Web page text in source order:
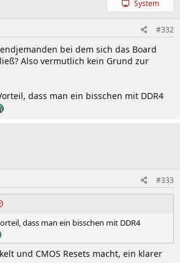
Express
6Gb/s
fan header
panel header
panel audio header
3.0 / 2.0 header
2.0 / 1.1 header
port header
button
button
button
Turbo button
Tag button
Trigger switch
System
#332
bei dem sich das Board
Also vermutlich kein Grund zur
dass man ein bisschen mit DDR4
#333
dass man ein bisschen mit DDR4
und CMOS Resets macht, ein klarer